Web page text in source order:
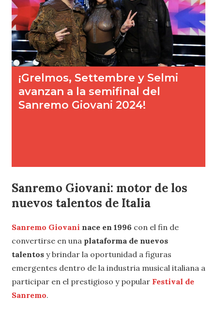
Sanremo Giovani: motor de los
nuevos talentos de Italia
Sanremo Giovani nace en 1996 con el fin de
convertirse en una plataforma de nuevos
talentos y brindar la oportunidad a figuras
emergentes dentro de la industria musical italiana a
participar en el prestigioso y popular Festival de
Sanremo.